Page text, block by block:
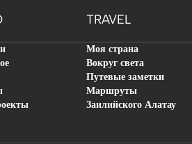
TRAVEL
Моя страна
Вокруг света
Путевые заметки
Маршруты
Заилийского Алатау